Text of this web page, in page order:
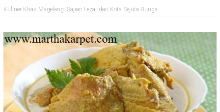
Kuliner Khas Magelang: Sajian Lezat dari Kota Sejuta Bunga